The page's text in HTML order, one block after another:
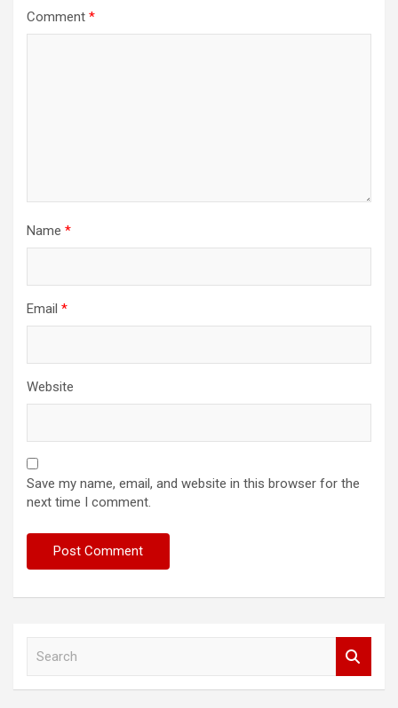
Comment *
Name *
Email *
Website
Save my name, email, and website in this browser for the
next time I comment.